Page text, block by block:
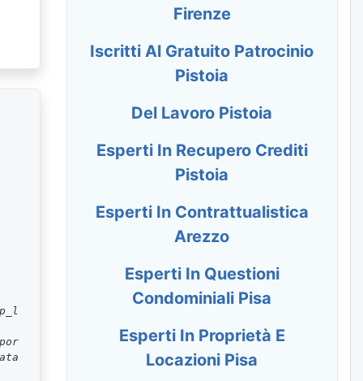
Firenze
Iscritti Al Gratuito Patrocinio
Pistoia
Del Lavoro Pistoia
Esperti In Recupero Crediti
Pistoia
Esperti In Contrattualistica
Arezzo
Esperti In Questioni
Condominiali Pisa
Esperti In Proprietà E
Locazioni Pisa